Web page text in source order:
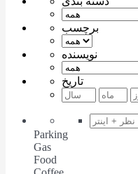
برچسب
نویسنده
تاریخ
Parking
Gas
Food